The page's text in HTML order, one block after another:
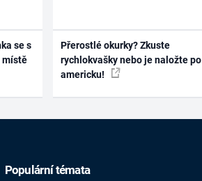
se s
místě
Přerostlé okurky? Zkuste
rychlokvašky nebo je naložte po
americku!
Populární témata